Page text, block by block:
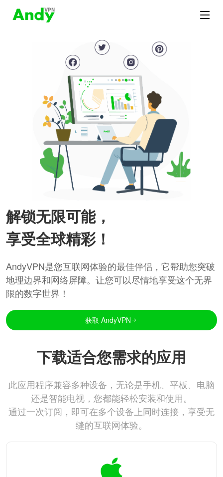
解锁无限可能，
享受全球精彩！
AndyVPN是您互联网体验的最佳伴侣，它帮助您突破
地理边界和网络屏障。让您可以尽情地享受这个无界
限的数字世界！
获取 AndyVPN
下载适合您需求的应用
此应用程序兼容多种设备，无论是手机、平板、电脑
还是智能电视，您都能轻松安装和使用。
通过一次订阅，即可在多个设备上同时连接，享受无
缝的互联网体验。